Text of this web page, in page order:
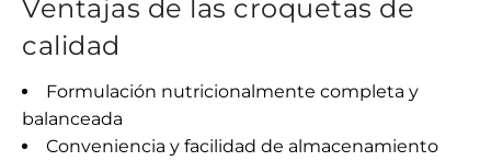
Ventajas de las croquetas de
calidad
Formulación nutricionalmente completa y
balanceada
Conveniencia y facilidad de almacenamiento